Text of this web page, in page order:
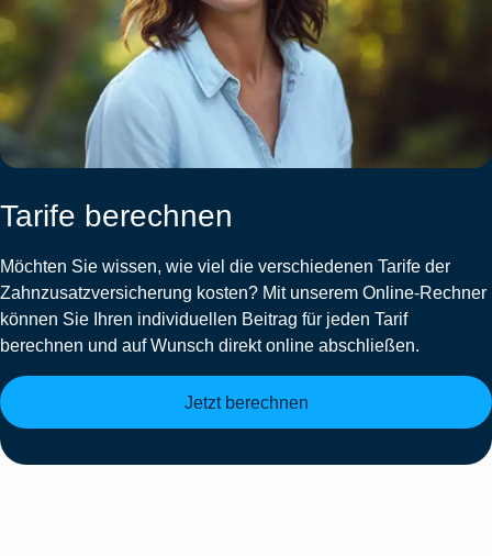
Tarife berechnen
Möchten Sie wissen, wie viel die verschiedenen Tarife der
Zahnzusatzversicherung kosten? Mit unserem Online-Rechner
können Sie Ihren individuellen Beitrag für jeden Tarif
berechnen und auf Wunsch direkt online abschließen.
Jetzt berechnen